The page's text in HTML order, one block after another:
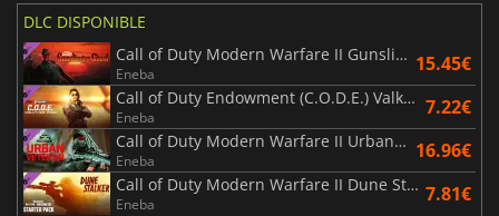
DLC DISPONIBLE
Call of Duty Modern Warfare II Gunslinger Ghost
Eneba 15.45€
Call of Duty Endowment (C.O.D.E.) Valkyrie Pack
Eneba 7.22€
Call of Duty Modern Warfare II Urban Veteran Pro Pack
Eneba 16.96€
Call of Duty Modern Warfare II Dune Stalker Starter Pack
Eneba 7.81€